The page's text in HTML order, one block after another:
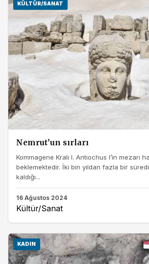
KÜLTÜR/SANAT
Nemrut’un sırları
Kommagene Kralı I. Antiochus I’in mezarı
beklemektedir. İki bin yıldan fazla bir
kaldığı...
16 Ağustos 2024
Kültür/Sanat
KADIN